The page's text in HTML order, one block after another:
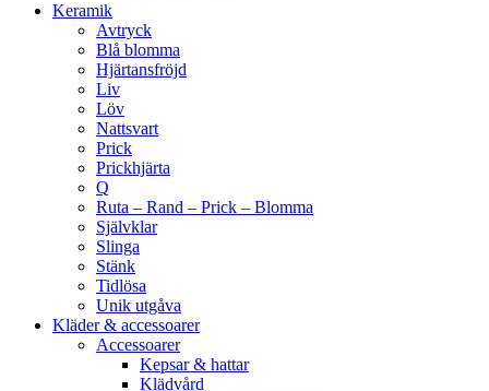
Keramik
Avtryck
Blå blomma
Hjärtansfröjd
Liv
Löv
Nattsvart
Prick
Prickhjärta
Q
Ruta – Rand – Prick – Blomma
Självklar
Slinga
Stänk
Tidlösa
Unik utgåva
Kläder & accessoarer
Accessoarer
Kepsar & hattar
Klädvård